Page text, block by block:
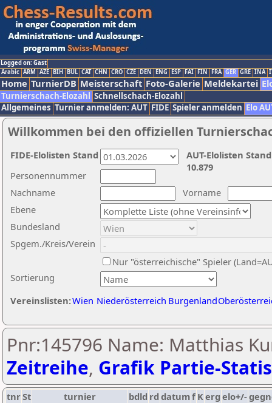
Logged on: Gast
Arabic ARM AZE BIH BUL CAT CHN CRO CZE DEN ENG ESP FAI FIN FRA GER GRE INA
Home TurnierDB Meisterschaft Foto-Galerie Meldekartei
Turnierschach-Elozahl Schnellschach-Elozahl
Allgemeines Turnier anmelden: AUT FIDE Spieler anmelden Elo
Willkommen bei den offiziellen
Nachname
Vorname
Ebene
Sortierung
Personennummer
Bundesland
Spgem./Kreis/Verein
Nur "österreichische" Spieler
Vereinslisten:Wien Niederösterreich Burgenland
AUT-Elolisten
10.879
FIDE-Elolisten Stand
Pnr:145796 Name: Matthias
Zeitreihe, Grafik Partie-
tnrSt turnier bdld rd datumf Kerg elo+/-